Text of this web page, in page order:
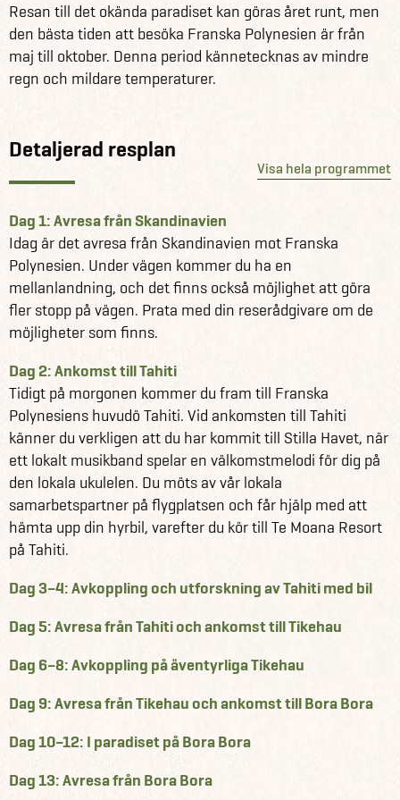
undervattensvärld och charmerande ösamhällen.
Avsluta din resa på fantastiska Bora Bora där du återigen
ska tillbringa fyra nätter i en overwater bungalow på Hotel
bergstoppar och kristallklara laguner där du kan snorkla,
Winberg Travel arrangerar resor till i stort sett alla öar i
Franska Polynesien. Drömmer du om att besöka
Fakarava, Moorea, Huahine eller Rangiroa kan vi även
hjälpa till med detta. Det finns dessutom möjlighet att
upp- eller nedgradera övernattningsstandarden samt
lägga till eller ta bort utflykter och upplevelser från
din drömresa till Franska Polynesien!
Se alla våra andra fantastiska reseförslag för Franska
Polynesien här
Läs mer om Franska Polynesien
Resan till det okända paradiset kan göras året runt, men
den bästa tiden att besöka Franska Polynesien är från
maj till oktober. Denna period kännetecknas av mindre
regn och mildare temperaturer.
Detaljerad resplan
Visa hela programmet
Dag 1: Avresa från Skandinavien
Idag är det avresa från Skandinavien mot Franska
Polynesien. Under vägen kommer du ha en
mellanlandning, och det finns också möjlighet att göra
fler stopp på vägen. Prata med din reserådgivare om de
möjligheter som finns.
Dag 2: Ankomst till Tahiti
Tidigt på morgonen kommer du fram till Franska
Polynesiens huvudö Tahiti. Vid ankomsten till Tahiti
känner du verkligen att du har kommit till Stilla Havet, när
ett lokalt musikband spelar en välkomstmelodi för dig på
den lokala ukulelen. Du möts av vår lokala
samarbetspartner på flygplatsen och får hjälp med att
hämta upp din hyrbil, varefter du kör till Te Moana Resort
på Tahiti.
Dag 3–4: Avkoppling och utforskning av Tahiti med bil
Dag 5: Avresa från Tahiti och ankomst till Tikehau
Dag 6–8: Avkoppling på äventyrliga Tikehau
Dag 9: Avresa från Tikehau och ankomst till Bora Bora
Dag 10–12: I paradiset på Bora Bora
Dag 13: Avresa från Bora Bora